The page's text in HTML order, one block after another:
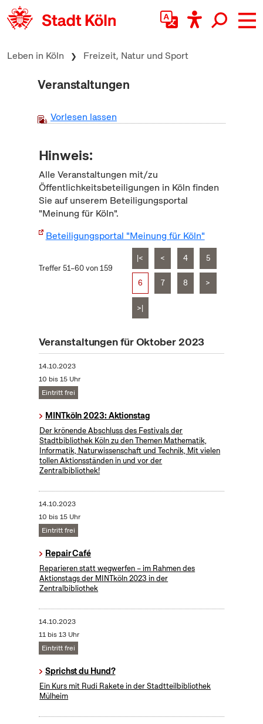
zum Inhalt springen
Leben in Köln Freizeit, Natur und Sport
Veranstaltungen
Vorlesen lassen
Hinweis:
Alle Veranstaltungen mit/zu
Öffentlichkeitsbeteiligungen in Köln finden
Sie auf unserem Beteiligungsportal
"Meinung für Köln".
Beteiligungsportal "Meinung für Köln"
Treffer 51–60 von 159
|< < 4 5
6 7 8 >
>|
Veranstaltungen für Oktober 2023
14.10.2023
10 bis 15 Uhr
Eintritt frei
MINTköln 2023: Aktionstag
Der krönende Abschluss des Festivals der
Stadtbibliothek Köln zu den Themen Mathematik,
Informatik, Naturwissenschaft und Technik, Mit vielen
tollen Aktionsständen in und vor der
Zentralbibliothek!
14.10.2023
10 bis 15 Uhr
Eintritt frei
Repair Café
Reparieren statt wegwerfen – im Rahmen des
Aktionstags der MINTköln 2023 in der
Zentralbibliothek
14.10.2023
11 bis 13 Uhr
Eintritt frei
Sprichst du Hund?
Ein Kurs mit Rudi Rakete in der Stadtteilbibliothek
Mülheim